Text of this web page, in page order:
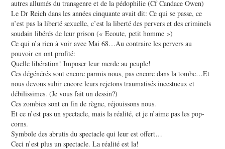
autres allumés du transgenre et de la pédophilie (Cf Candace Owen)
Le Dr Reich dans les années cinquante avait dit: Ce qui se passe, ce
n’est pas la liberté sexuelle, c’est la liberté des pervers et des criminels
soudain libérés de leur prison (« Ecoute, petit homme »)
Ce qui n’a rien à voir avec Mai 68…Au contraire les pervers au
pouvoir en ont profité:
Quelle libération! Imposer leur merde au peuple!
Ces dégénérés sont encore parmis nous, pas encore dans la tombe…Et
nous devons subir encore leurs rejetons traumatisés incestueux et
débilissimes. (Je vous fait un dessin?)
Ces zombies sont en fin de règne, réjouissons nous.
Et ce n’est pas un spectacle, mais la réalité, et je n’aime pas les pop-
corns.
Symbole des abrutis du spectacle qui leur est offert…
Ceci n’est plus un spectacle. La réalité est la!